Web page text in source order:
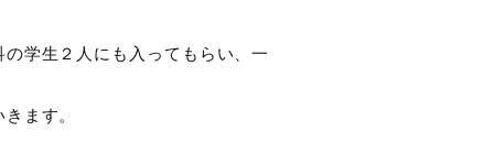
学生２人にも入ってもらい、一
ます。